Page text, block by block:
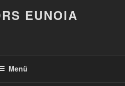
EUNOIA
Menü